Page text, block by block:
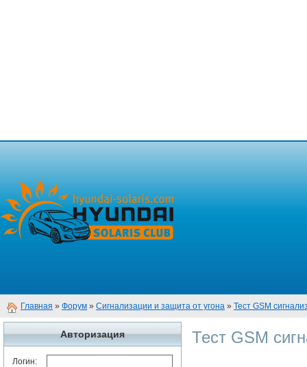
Главная » Форум » Сигнализации и защита от угона » Тест GSM
Авторизация
Логин:
Тест GSM